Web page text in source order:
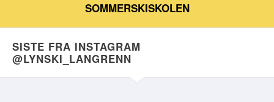
SOMMERSKISKOLEN
SISTE FRA INSTAGRAM
@LYNSKI_LANGRENN